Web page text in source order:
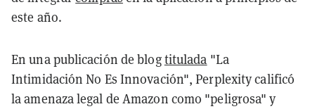
este año.
En una publicación de blogtitulada "La
Intimidación No Es Innovación", Perplexity calificó
la amenaza legal de Amazon como "peligrosa" y